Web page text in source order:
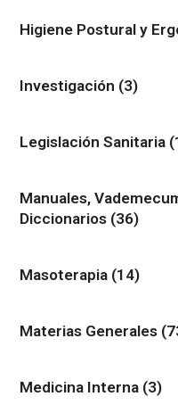
Higiene Postural y
Investigación (3)
Legislación Sanitaria
Manuales,
Diccionarios (36)
Masoterapia (14)
Materias Generales
Medicina Interna (3)